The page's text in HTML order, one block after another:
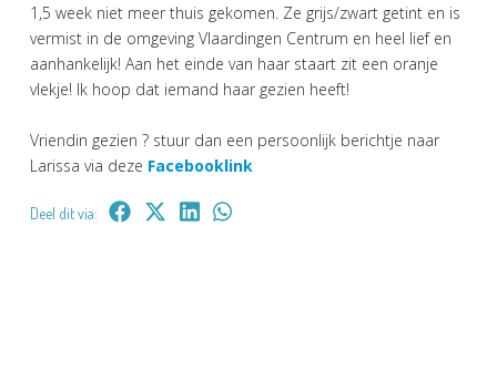
1,5 week niet meer thuis gekomen. Ze grijs/zwart getint en is
vermist in de omgeving Vlaardingen Centrum en heel lief en
aanhankelijk! Aan het einde van haar staart zit een oranje
vlekje! Ik hoop dat iemand haar gezien heeft!
Vriendin gezien ? stuur dan een persoonlijk berichtje naar
Larissa via deze Facebooklink
Deel dit via: